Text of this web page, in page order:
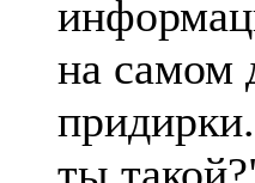
на самом